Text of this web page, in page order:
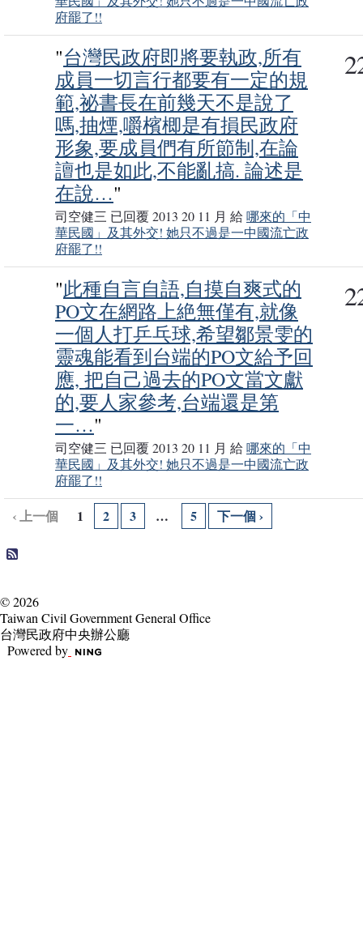
府罷了!!
"台灣民政府即將要執政,所有
成員一切言行都要有一定的規
範,祕書長在前幾天不是說了
嗎,抽煙,嚼檳楖是有損民政府
形象,要成員們有所節制,在論
譠也是如此,不能亂搞. 論述是
在說…"
司空健三 已回覆 2013 20 11 月 給哪來的「中
華民國」及其外交! 她只不過是一中國流亡政
府罷了!!
"此種自言自語,自摸自爽式的
PO文在網路上絶無僅有,就像
一個人打乒乓球,希望鄒景雯的
靈魂能看到台端的PO文給予回
應, 把自己過去的PO文當文獻
的,要人家參考,台端還是第
一…"
司空健三 已回覆 2013 20 11 月 給哪來的「中
華民國」及其外交! 她只不過是一中國流亡政
府罷了!!
‹ 上一個 1 2 3 … 5 下一個 ›
© 2026
Taiwan Civil Government General Office
台灣民政府中央辦公廳
Powered by